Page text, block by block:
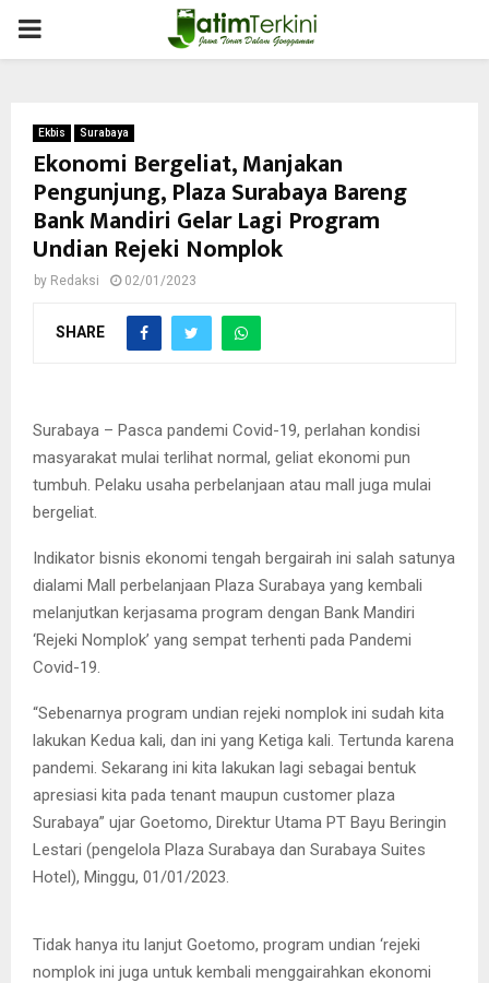
PRIMARY
Ekbis Surabaya
Ekonomi Bergeliat, Manjakan
Pengunjung, Plaza Surabaya Bareng
Bank Mandiri Gelar Lagi Program
Undian Rejeki Nomplok
by Redaksi 02/01/2023
SHARE
Goetomo, Direktur Utama PT Bayu Beringin Lestari (pengelola
Plaza Surabaya dan Surabaya Suites Hotel) dan Tri Nugroho,
Surabaya – Pasca pandemi Covid-19, perlahan kondisi
masyarakat mulai terlihat normal, geliat ekonomi pun
tumbuh. Pelaku usaha perbelanjaan atau mall juga mulai
bergeliat.
Indikator bisnis ekonomi tengah bergairah ini salah satunya
dialami Mall perbelanjaan Plaza Surabaya yang kembali
melanjutkan kerjasama program dengan Bank Mandiri
‘Rejeki Nomplok’ yang sempat terhenti pada Pandemi
Covid-19.
“Sebenarnya program undian rejeki nomplok ini sudah kita
lakukan Kedua kali, dan ini yang Ketiga kali. Tertunda karena
pandemi. Sekarang ini kita lakukan lagi sebagai bentuk
apresiasi kita pada tenant maupun customer plaza
Surabaya” ujar Goetomo, Direktur Utama PT Bayu Beringin
Lestari (pengelola Plaza Surabaya dan Surabaya Suites
Hotel), Minggu, 01/01/2023.
Jajaran direksi PT Bayu Beringin Lestari dan Staf dan Direksi Bank
Tidak hanya itu lanjut Goetomo, program undian ‘rejeki
nomplok ini juga untuk kembali menggairahkan ekonomi